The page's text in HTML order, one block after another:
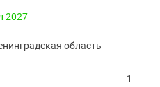
2027
область
1